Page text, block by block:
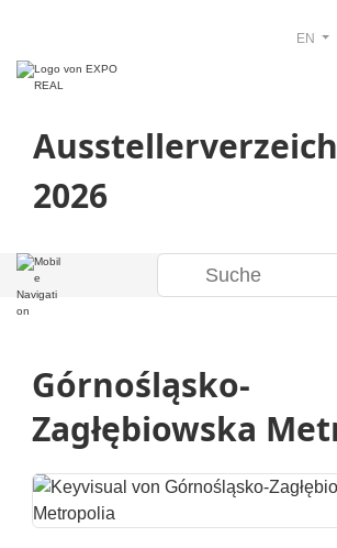
2026
EN
Górnośląsko-
Zagłębiowska